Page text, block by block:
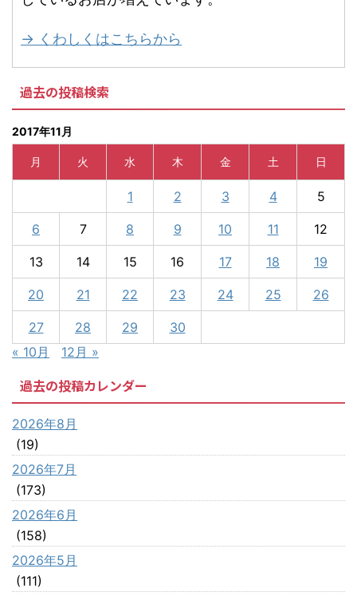
→ くわしくはこちらから
過去の投稿検索
2017年11月
月 火 水 木 金 土 日
1 2 3 4 5
6 7 8 9 10 11 12
13 14 15 16 17 18 19
20 21 22 23 24 25 26
27 28 29
30
« 10月
12月 »
過去の投稿カレンダー
2026年8月
(19)
2026年7月
(173)
2026年6月
(158)
2026年5月
(111)